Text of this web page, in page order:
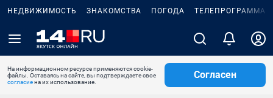
НЕДВИЖИМОСТЬ ЗНАКОМСТВА ПОГОДА ТЕЛЕПРОГРАММА
На информационном ресурсе применяются cookie-
файлы. Оставаясь на сайте, вы подтверждаете свое
согласиена их использование.
Согласен